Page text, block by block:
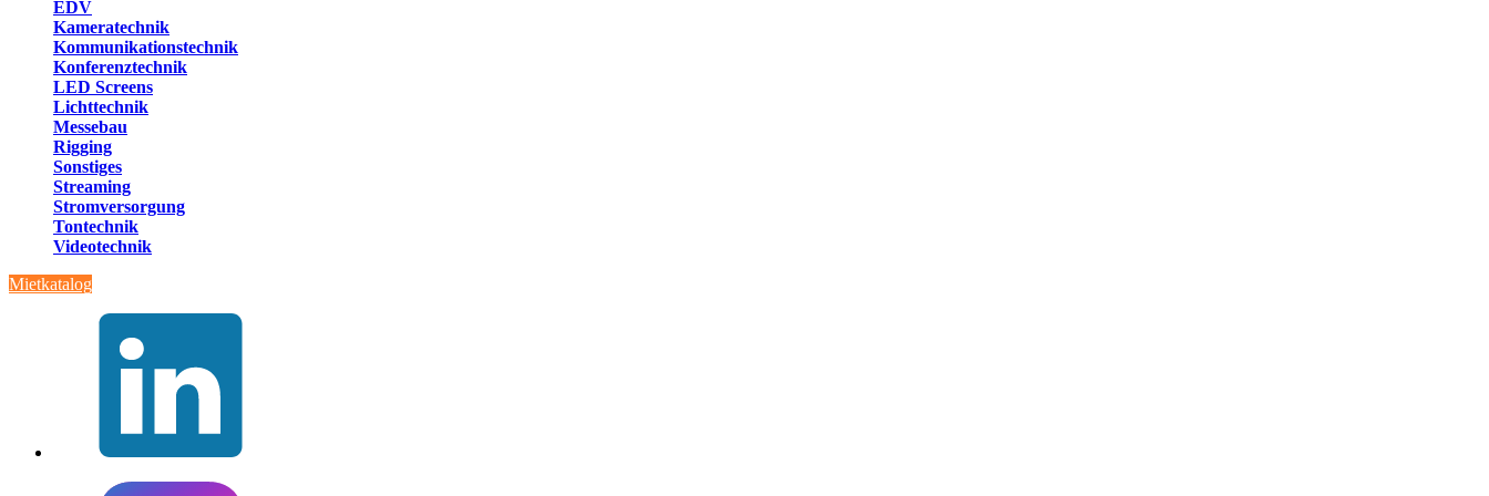
EDV
Kameratechnik
Kommunikationstechnik
Konferenztechnik
LED Screens
Lichttechnik
Messebau
Rigging
Sonstiges
Streaming
Stromversorgung
Tontechnik
Videotechnik
Mietkatalog